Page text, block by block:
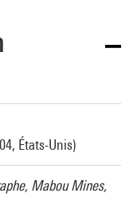
États-Unis)
Mabou Mines,